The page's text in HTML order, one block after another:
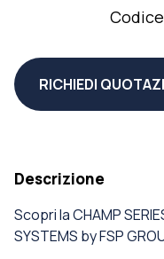
RICHIEDI
Descrizione
Scopri la CHAMP
SYSTEMS by FSP